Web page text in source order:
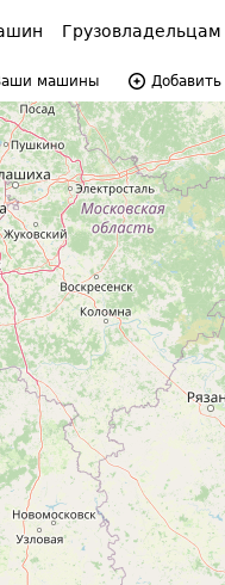
Грузовладельцам
машины